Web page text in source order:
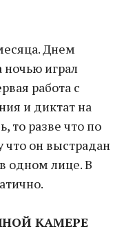
Днем
играл
работа с
и диктат на
то разве что по
он выстрадан
одном лице. В
КАМЕРЕ